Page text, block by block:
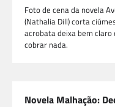
Foto de cena da novela
(Nathalia Dill) corta
acrobata deixa bem
cobrar nada.
Novela Malhação: